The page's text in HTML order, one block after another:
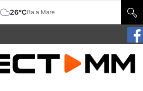
26°CBaia Mare